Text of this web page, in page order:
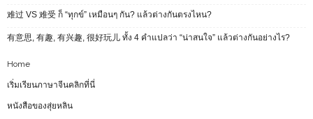
难过 VS 难受 ก็ “ทุกข์” เหมือนๆ กัน? แล้วต่างกันตรงไหน?
有意思, 有趣, 有兴趣, 很好玩儿 ทั้ง 4 คำแปลว่า “น่าสนใจ” แล้วต่างกันอย่างไร?
Home
เริ่มเรียนภาษาจีนคลิกที่นี่
หนังสือของสุ่ยหลิน